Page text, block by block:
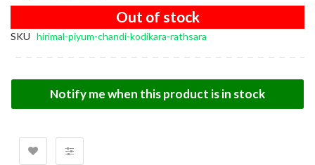
Out of stock
SKU hirimal-piyum-chandi-kodikara-rathsara
Notify me when this product is in stock